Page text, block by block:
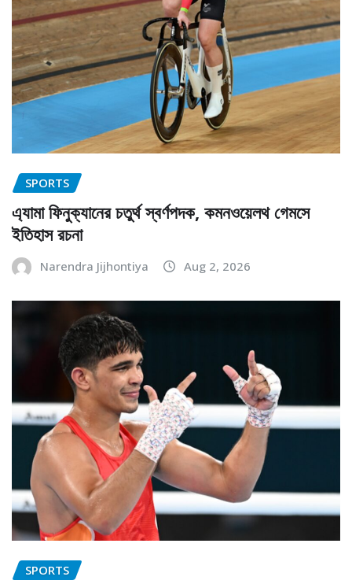
SPORTS
এ্যামা ফিনুক্যানের চতুর্থ স্বর্ণপদক, কমনওয়েলথ গেমসে
ইতিহাস রচনা
Narendra Jijhontiya Aug 2, 2026
SPORTS